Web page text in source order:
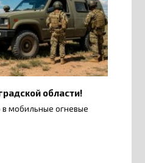
области!
в мобильные огневые